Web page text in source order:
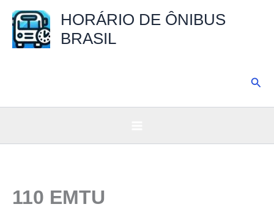
para
HORÁRIO DE ÔNIBUS
BRASIL
110 EMTU